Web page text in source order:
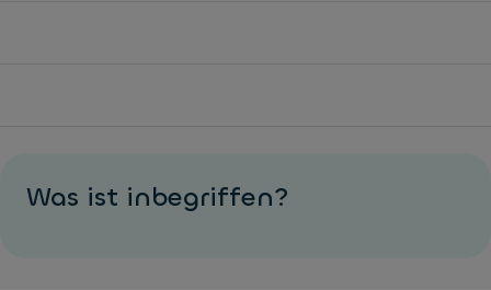
Was ist inbegriffen?